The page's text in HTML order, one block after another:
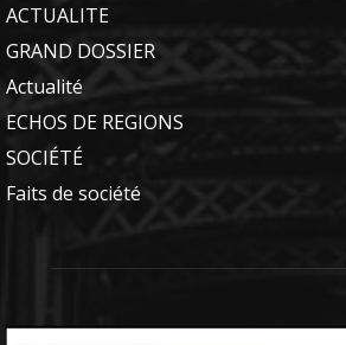
ACTUALITE
GRAND DOSSIER
Actualité
ECHOS DE REGIONS
SOCIÉTÉ
Faits de société